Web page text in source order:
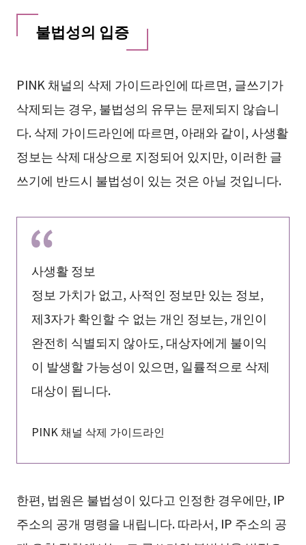
불법성의 입증
PINK 채널의 삭제 가이드라인에 따르면, 글쓰기가
삭제되는 경우, 불법성의 유무는 문제되지 않습니
다. 삭제 가이드라인에 따르면, 아래와 같이, 사생활
정보는 삭제 대상으로 지정되어 있지만, 이러한 글
쓰기에 반드시 불법성이 있는 것은 아닐 것입니다.
사생활 정보
정보 가치가 없고, 사적인 정보만 있는 정보,
제3자가 확인할 수 없는 개인 정보는, 개인이
완전히 식별되지 않아도, 대상자에게 불이익
이 발생할 가능성이 있으면, 일률적으로 삭제
대상이 됩니다.
PINK 채널 삭제 가이드라인
한편, 법원은 불법성이 있다고 인정한 경우에만, IP
주소의 공개 명령을 내립니다. 따라서, IP 주소의 공